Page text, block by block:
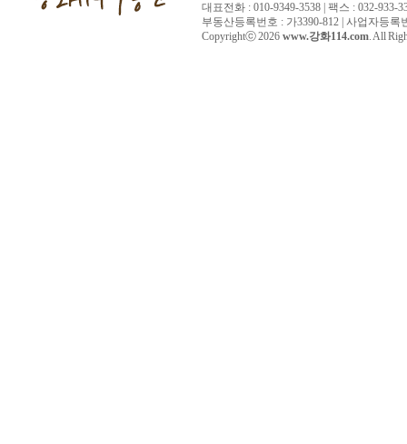
대표전화 : 010-9349-3538 | 팩스 : 032-933-
부동산등록번호 : 가3390-812 | 사업자등록
Copyrightⓒ 2026 www.강화114.com. All